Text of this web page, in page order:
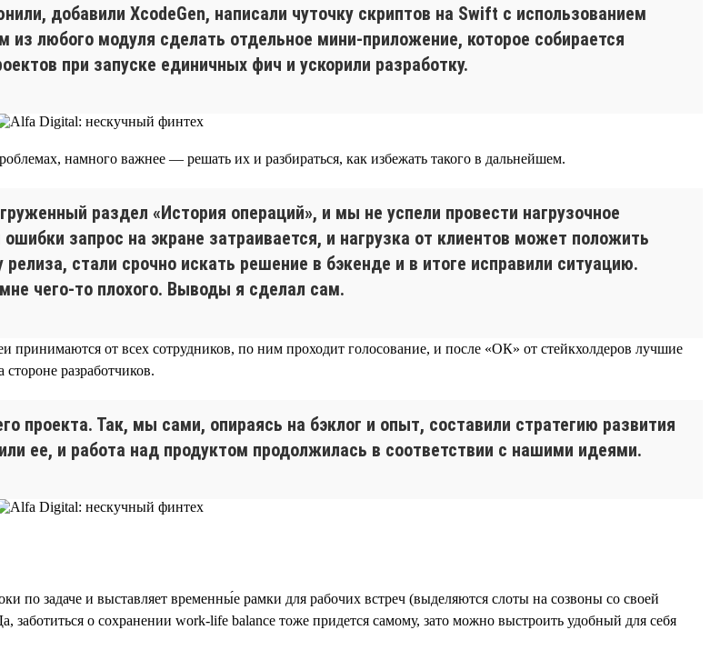
добавили XcodeGen, написали чуточку скриптов на Swift с использованием
любого модуля сделать отдельное мини-приложение, которое собирается
при запуске единичных фич и ускорили разработку.
намного важнее — решать их и разбираться, как избежать такого в дальнейшем.
раздел «История операций», и мы не успели провести нагрузочное
запрос на экране затраивается, и нагрузка от клиентов может положить
стали срочно искать решение в бэкенде и в итоге исправили ситуацию.
чего-то плохого. Выводы я сделал сам.
принимаются от всех сотрудников, по ним проходит голосование, и после «ОК» от стейкхолдеров лучшие
разработчиков.
Так, мы сами, опираясь на бэклог и опыт, составили стратегию развития
ее, и работа над продуктом продолжилась в соответствии с нашими идеями.
задаче и выставляет временны́е рамки для рабочих встреч (выделяются слоты на созвоны со своей
о сохранении work-life balance тоже придется самому, зато можно выстроить удобный для себя